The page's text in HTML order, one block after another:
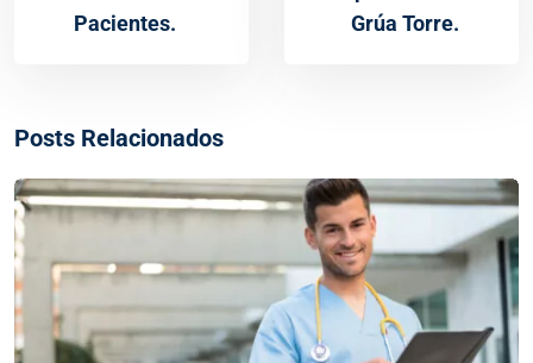
Pacientes.
Grúa Torre.
Posts Relacionados